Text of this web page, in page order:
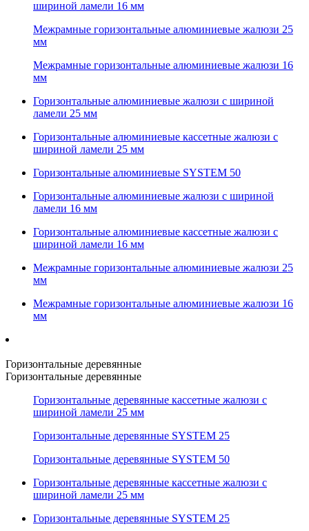
шириной ламели 16 мм
Межрамные горизонтальные алюминиевые жалюзи 25
мм
Межрамные горизонтальные алюминиевые жалюзи 16
мм
Горизонтальные алюминиевые жалюзи с шириной
ламели 25 мм
Горизонтальные алюминиевые кассетные жалюзи с
шириной ламели 25 мм
Горизонтальные алюминиевые SYSTEM 50
Горизонтальные алюминиевые жалюзи с шириной
ламели 16 мм
Горизонтальные алюминиевые кассетные жалюзи с
шириной ламели 16 мм
Межрамные горизонтальные алюминиевые жалюзи 25
мм
Межрамные горизонтальные алюминиевые жалюзи 16
мм
Горизонтальные деревянные
Горизонтальные деревянные
Горизонтальные деревянные кассетные жалюзи с
шириной ламели 25 мм
Горизонтальные деревянные SYSTEM 25
Горизонтальные деревянные SYSTEM 50
Горизонтальные деревянные кассетные жалюзи с
шириной ламели 25 мм
Горизонтальные деревянные SYSTEM 25